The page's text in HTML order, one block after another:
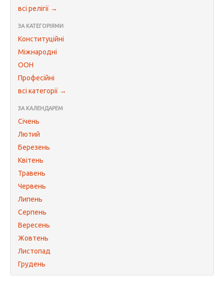
всі релігії →
ЗА КАТЕГОРІЯМИ
Конституційні
Міжнародні
ООН
Професійні
всі категорії →
ЗА КАЛЕНДАРЕМ
Січень
Лютий
Березень
Квітень
Травень
Червень
Липень
Серпень
Вересень
Жовтень
Листопад
Грудень